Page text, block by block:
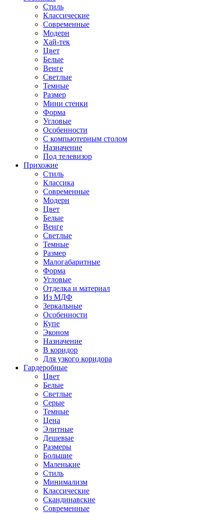
Стиль
Классические
Современные
Модерн
Хай-тек
Цвет
Белые
Венге
Светлые
Темные
Размер
Мини стенки
Форма
Угловые
Особенности
С компьютерным столом
Назначение
Под телевизор
Прихожие
Стиль
Классика
Современные
Модерн
Цвет
Белые
Венге
Светлые
Темные
Размер
Малогабаритные
Форма
Угловые
Отделка и материал
Из МДФ
Зеркальные
Особенности
Купе
Эконом
Назначение
В коридор
Для узкого коридора
Гардеробные
Цвет
Белые
Светлые
Серые
Темные
Цена
Элитные
Дешевые
Размеры
Большие
Маленькие
Стиль
Минимализм
Классические
Скандинавские
Современные